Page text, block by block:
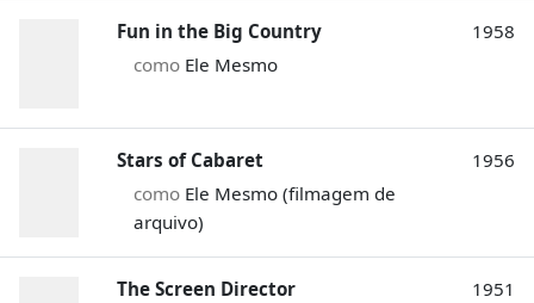
Fun in the Big Country
como Ele Mesmo
1958
Stars of Cabaret
como Ele Mesmo (filmagem de
arquivo)
1956
The Screen Director
1951